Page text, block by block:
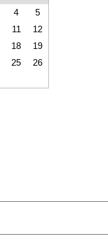
4
5
11
12
18
19
25
26